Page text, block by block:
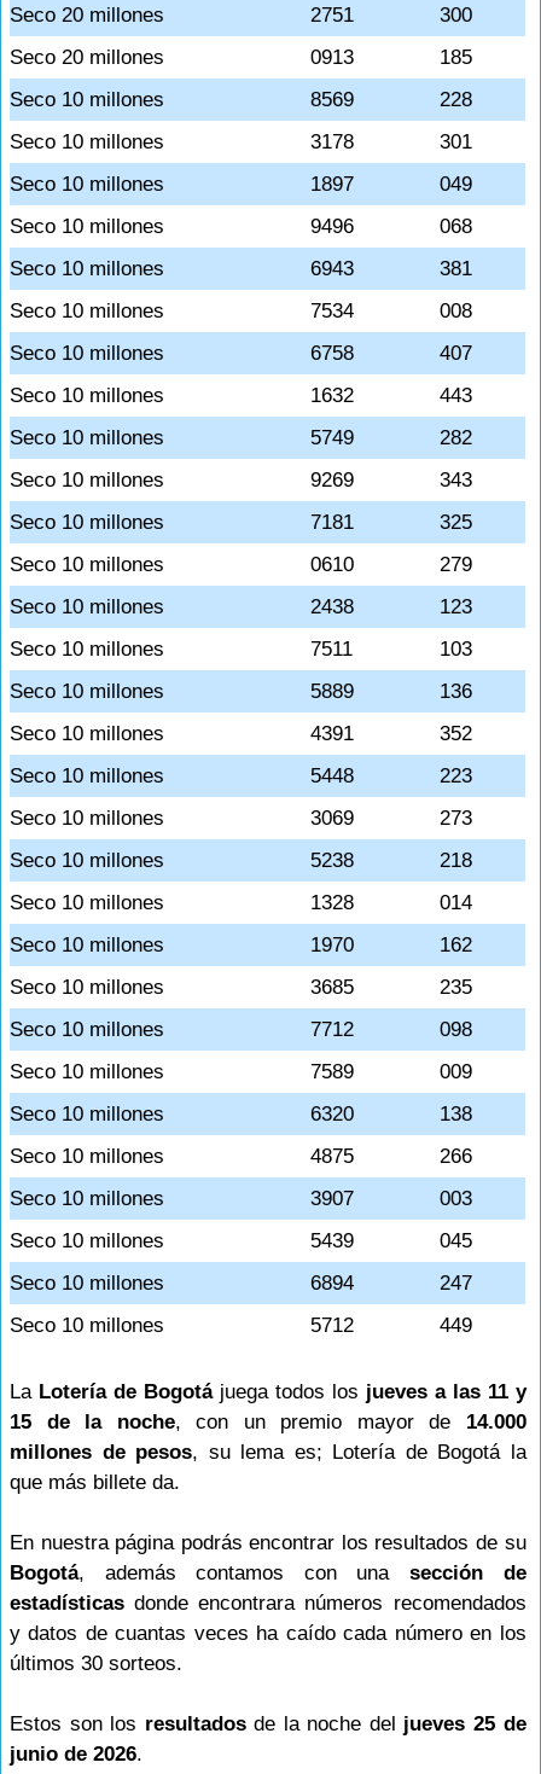
Seco 20 millones
2751
300
Seco 20 millones
0913
185
Seco 10 millones
8569
228
Seco 10 millones
3178
301
Seco 10 millones
1897
049
Seco 10 millones
9496
068
Seco 10 millones
6943
381
Seco 10 millones
7534
008
Seco 10 millones
6758
407
Seco 10 millones
1632
443
Seco 10 millones
5749
282
Seco 10 millones
9269
343
Seco 10 millones
7181
325
Seco 10 millones
0610
279
Seco 10 millones
2438
123
Seco 10 millones
7511
103
Seco 10 millones
5889
136
Seco 10 millones
4391
352
Seco 10 millones
5448
223
Seco 10 millones
3069
273
Seco 10 millones
5238
218
Seco 10 millones
1328
014
Seco 10 millones
1970
162
Seco 10 millones
3685
235
Seco 10 millones
7712
098
Seco 10 millones
7589
009
Seco 10 millones
6320
138
Seco 10 millones
4875
266
Seco 10 millones
3907
003
Seco 10 millones
5439
045
Seco 10 millones
6894
247
Seco 10 millones
5712 449
La Lotería de Bogotájuega todos los jueves a las 11 y
15 de la noche, con un premio mayor de 14.000
millones de pesos, su lema es; Lotería de Bogotá la
que más billete da.
En nuestra página podrás encontrar los resultados de su
Bogotá, además contamos con una sección de
estadísticas donde encontrara números recomendados
y datos de cuantas veces ha caído cada número en los
últimos 30 sorteos.
Estos son los resultadosde la noche del jueves 25 de
junio de 2026.